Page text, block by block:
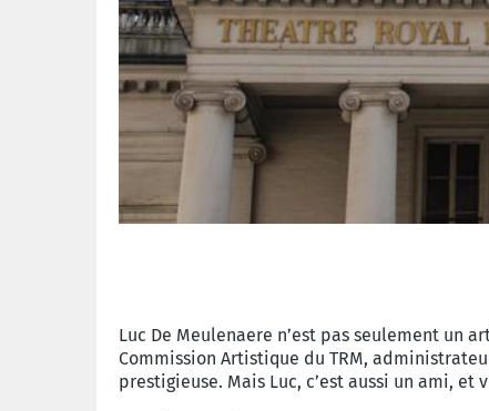
Luc De Meulenaere n’est pas seulement un
Commission Artistique du TRM,
prestigieuse. Mais Luc, c’est aussi un ami,